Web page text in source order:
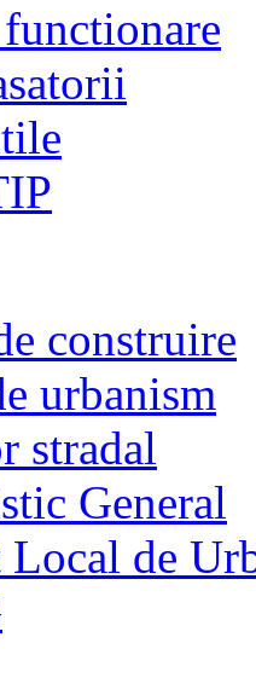
construire
urbanism
stradal
General
Local de